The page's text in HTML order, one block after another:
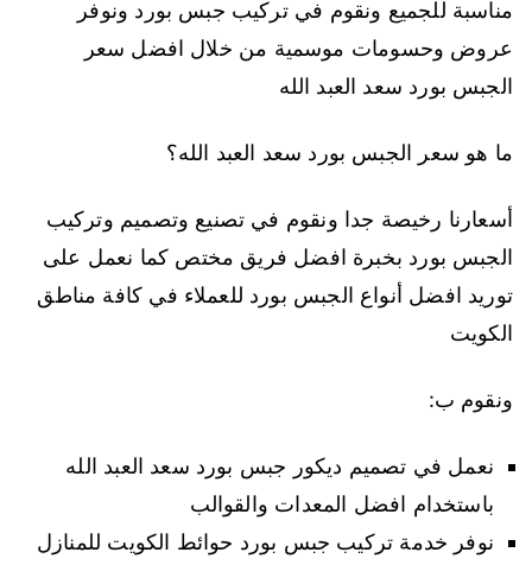
مناسبة للجميع ونقوم في تركيب جبس بورد ونوفر
عروض وحسومات موسمية من خلال افضل سعر
الجبس بورد سعد العبد الله
ما هو سعر الجبس بورد سعد العبد الله؟
أسعارنا رخيصة جدا ونقوم في تصنيع وتصميم وتركيب
الجبس بورد بخبرة افضل فريق مختص كما نعمل على
توريد افضل أنواع الجبس بورد للعملاء في كافة مناطق
الكويت
ونقوم ب:
نعمل في تصميم ديكور جبس بورد سعد العبد الله
باستخدام افضل المعدات والقوالب
نوفر خدمة تركيب جبس بورد حوائط الكويت للمنازل